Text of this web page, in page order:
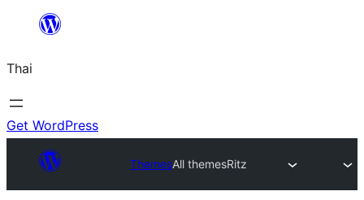
ยัง
เนื้อหา
Thai
Get WordPress
ThemesAll themesRitz